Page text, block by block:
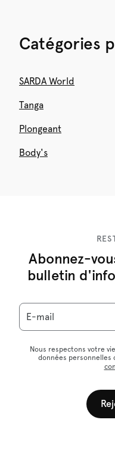
Catégories
SARDA World
Tanga
Plongeant
Body's
Abonnez-
bulletin
E-mail
Nous respectons votre
données personnelles